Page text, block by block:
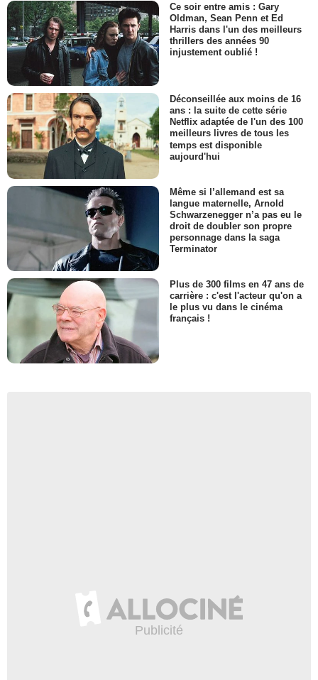
Ce soir entre amis : Gary
Oldman, Sean Penn et Ed
Harris dans l'un des meilleurs
thrillers des années 90
injustement oublié !
Déconseillée aux moins de 16
ans : la suite de cette série
Netflix adaptée de l'un des 100
meilleurs livres de tous les
temps est disponible
aujourd'hui
Même si l’allemand est sa
langue maternelle, Arnold
Schwarzenegger n’a pas eu le
droit de doubler son propre
personnage dans la saga
Terminator
Plus de 300 films en 47 ans de
carrière : c'est l'acteur qu'on a
le plus vu dans le cinéma
français !